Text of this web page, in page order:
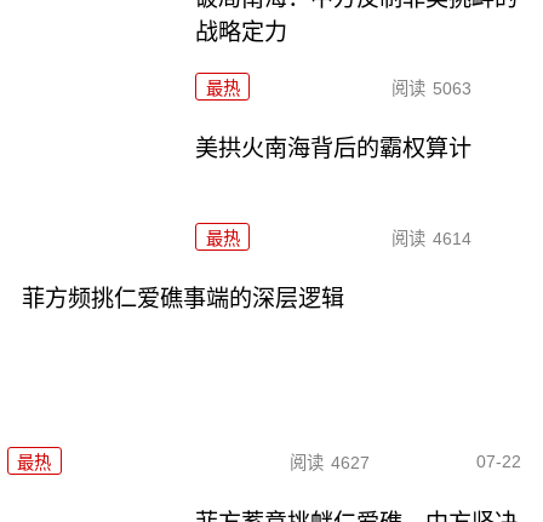
战略定力
最热 阅读 5063
美拱火南海背后的霸权算计
最热 阅读 4614
菲方频挑仁爱礁事端的深层逻辑
最热 阅读 4627 07-22